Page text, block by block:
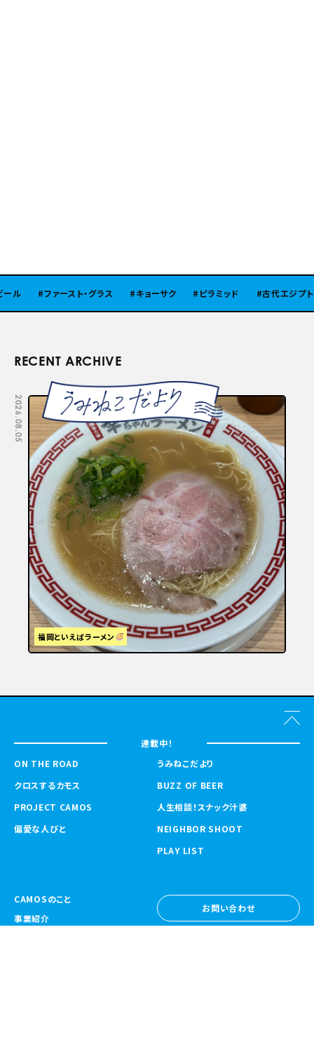
ファースト・グラス キョーサク ピラミッド 古代エジプト
RECENT ARCHIVE
2026.08.05
福岡といえばラーメン
連載中！
ON THE ROAD
クロスするカモス
PROJECT CAMOS
偏愛な人びと
うみねこだより
BUZZ OF BEER
人生相談！スナック汁婆
NEIGHBOR SHOOT
PLAY LIST
CAMOSのこと
事業紹介
お問い合わせ